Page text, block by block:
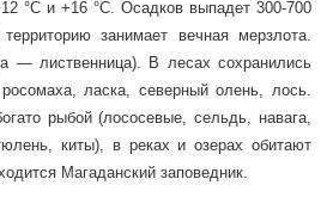
°С и +16 °С. Осадков выпадет 300-700
занимает вечная мерзлота.
— лиственница). В лесах сохранились
ласка, северный олень, лось.
рыбой (лососевые, сельдь, навага,
киты), в реках и озерах обитают
Магаданский заповедник.